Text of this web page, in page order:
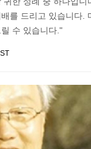
를 드리고 있습니다.
수 있습니다."